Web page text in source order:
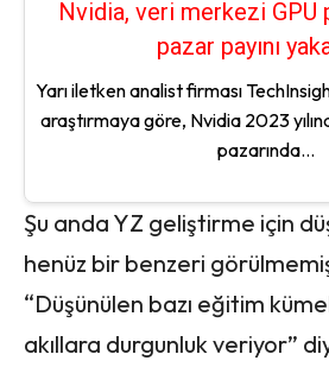
Nvidia, veri merkezi GPU
pazar payını
Yarı iletken analist firması
araştırmaya göre, Nvidia 2023
pazarında...
Şu anda YZ geliştirme için
henüz bir benzeri
“Düşünülen bazı eğitim
akıllara durgunluk veriyor”